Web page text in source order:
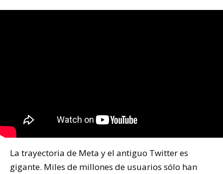
La trayectoria de Meta y el antiguo Twitter es
gigante. Miles de millones de usuarios sólo han